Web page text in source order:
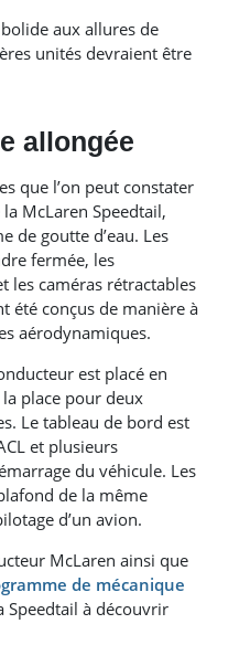
aux allures de
unités devraient être
allongée
que l’on peut constater
McLaren Speedtail,
de goutte d’eau. Les
fermée, les
les caméras rétractables
été conçus de manière à
aérodynamiques.
est placé en
place pour deux
Le tableau de bord est
et plusieurs
du véhicule. Les
de la même
d’un avion.
McLaren ainsi que
de mécanique
Speedtail à découvrir